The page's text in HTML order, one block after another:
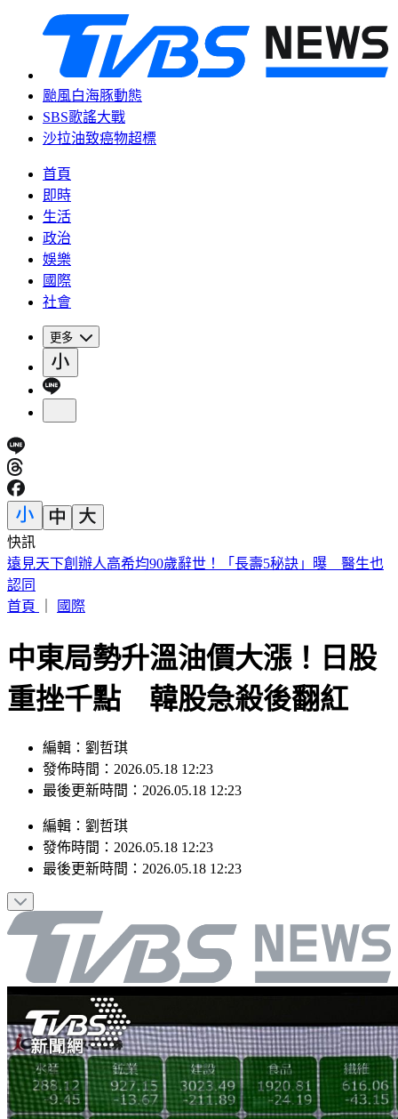
颱風白海豚動態
SBS歌謠大戰
沙拉油致癌物超標
首頁
即時
生活
政治
娛樂
國際
社會
更多
快訊
美股開盤／聯準會升息疑慮意外減緩！標普、那指「雙開高」
首頁
中東局勢升溫油價大漲！日股
重挫千點 韓股急殺後翻紅
發佈時間：2026.05.18 12:23
最後更新時間：2026.05.18 12:23
發佈時間：2026.05.18 12:23
最後更新時間：2026.05.18 12:23